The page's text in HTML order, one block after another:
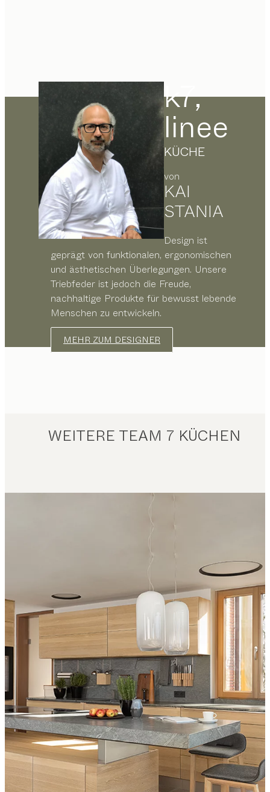
k7,
linee
KÜCHE
von
KAI
STANIA
Design ist
geprägt von funktionalen, ergonomischen
und ästhetischen Überlegungen. Unsere
Triebfeder ist jedoch die Freude,
nachhaltige Produkte für bewusst lebende
Menschen zu entwickeln.
MEHR ZUM DESIGNER
WEITERE TEAM 7 KÜCHEN